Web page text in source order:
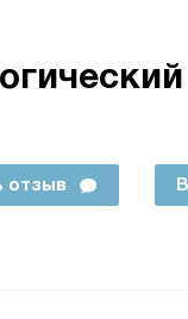
отзыв